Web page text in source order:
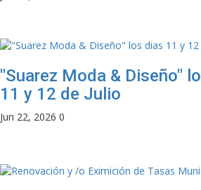
"Suarez Moda & Diseño"
11 y 12 de Julio
Jun 22, 2026 0